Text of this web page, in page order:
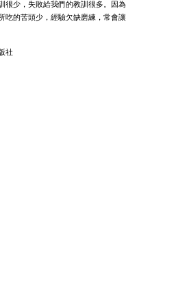
很少，失敗給我們的教訓很多。因為
吃的苦頭少，經驗欠缺磨練，常會讓
社